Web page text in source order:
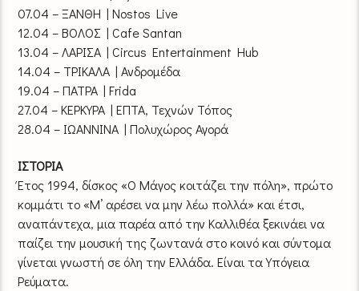
07.04 – ΞΑΝΘΗ | Nostos Live
12.04 – ΒΟΛΟΣ | Cafe Santan
13.04 – ΛΑΡΙΣΑ | Circus Entertainment Hub
14.04 – ΤΡΙΚΑΛΑ | Ανδρομέδα
19.04 – ΠΑΤΡΑ | Frida
27.04 – ΚΕΡΚΥΡΑ | ΕΠΤΑ, Τεχνών Τόπος
28.04 – ΙΩΑΝΝΙΝΑ | Πολυχώρος Αγορά
ΙΣΤΟΡΙΑ
Έτος 1994, δίσκος «Ο Μάγος κοιτάζει την πόλη», πρώτο
κομμάτι το «Μ’ αρέσει να μην λέω πολλά» και έτσι,
αναπάντεχα, μια παρέα από την Καλλιθέα ξεκινάει να
παίζει την μουσική της ζωντανά στο κοινό και σύντομα
γίνεται γνωστή σε όλη την Ελλάδα. Είναι τα Υπόγεια
Ρεύματα.